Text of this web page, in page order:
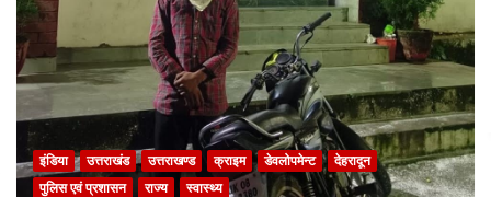
इंडिया उत्तराखंड उत्तराखण्ड क्राइम डेवलोपमेन्ट
देहरादून
पुलिस एवं प्रशासन
राज्य स्वास्थ्य